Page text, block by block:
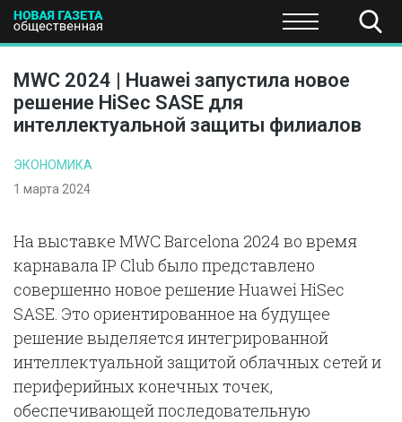
ПОЛИТИКА ЭКОНОМИКА НАУКА И
MWC 2024 | Huawei запустила новое
решение HiSec SASE для
интеллектуальной защиты филиалов
ЭКОНОМИКА
1 марта 2024
На выставке MWC Barcelona 2024 во время
карнавала IP Club было представлено
совершенно новое решение Huawei HiSec
SASE. Это ориентированное на будущее
решение выделяется интегрированной
интеллектуальной защитой облачных сетей и
периферийных конечных точек,
обеспечивающей последовательную